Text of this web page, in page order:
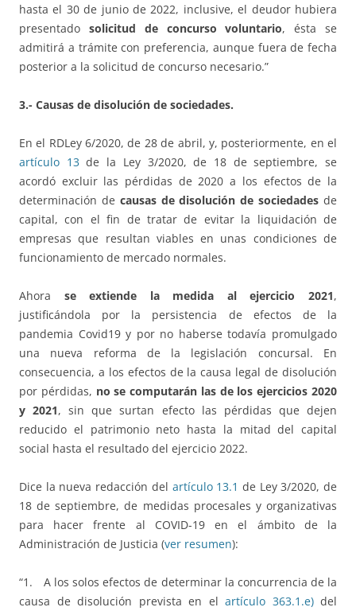
hasta el 30 de junio de 2022, inclusive, el deudor hubiera
presentado solicitud de concurso voluntario, ésta se
admitirá a trámite con preferencia, aunque fuera de fecha
posterior a la solicitud de concurso necesario.”
3.- Causas de disolución de sociedades.
En el RDLey 6/2020, de 28 de abril, y, posteriormente, en el
artículo 13 de la Ley 3/2020, de 18 de septiembre, se
acordó excluir las pérdidas de 2020 a los efectos de la
determinación de causas de disolución de sociedades de
capital, con el fin de tratar de evitar la liquidación de
empresas que resultan viables en unas condiciones de
funcionamiento de mercado normales.
Ahora se extiende la medida al ejercicio 2021,
justificándola por la persistencia de efectos de la
pandemia Covid19 y por no haberse todavía promulgado
una nueva reforma de la legislación concursal. En
consecuencia, a los efectos de la causa legal de disolución
por pérdidas, no se computarán las de los ejercicios 2020
y 2021, sin que surtan efecto las pérdidas que dejen
reducido el patrimonio neto hasta la mitad del capital
social hasta el resultado del ejercicio 2022.
Dice la nueva redacción del artículo 13.1 de Ley 3/2020, de
18 de septiembre, de medidas procesales y organizativas
para hacer frente al COVID-19 en el ámbito de la
Administración de Justicia (ver resumen):
“1. A los solos efectos de determinar la concurrencia de la
causa de disolución prevista en el artículo 363.1.e)del